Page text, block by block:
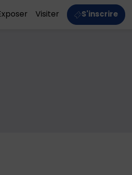
Visiter S'inscrire